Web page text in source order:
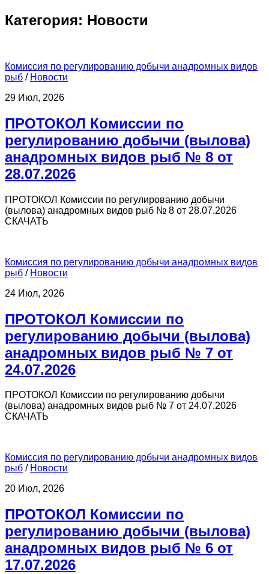
Категория: Новости
Комиссия по регулированию добычи анадромных видов
рыб / Новости
29 Июл, 2026
ПРОТОКОЛ Комиссии по
регулированию добычи (вылова)
анадромных видов рыб № 8 от
28.07.2026
ПРОТОКОЛ Комиссии по регулированию добычи
(вылова) анадромных видов рыб № 8 от 28.07.2026
СКАЧАТЬ
Комиссия по регулированию добычи анадромных видов
рыб / Новости
24 Июл, 2026
ПРОТОКОЛ Комиссии по
регулированию добычи (вылова)
анадромных видов рыб № 7 от
24.07.2026
ПРОТОКОЛ Комиссии по регулированию добычи
(вылова) анадромных видов рыб № 7 от 24.07.2026
СКАЧАТЬ
Комиссия по регулированию добычи анадромных видов
рыб / Новости
20 Июл, 2026
ПРОТОКОЛ Комиссии по
регулированию добычи (вылова)
анадромных видов рыб № 6 от
17.07.2026